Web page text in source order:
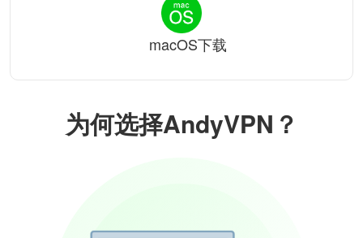
为何选择AndyVPN？
macOS下载